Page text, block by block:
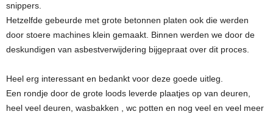
snippers.
Hetzelfde gebeurde met grote betonnen platen ook die werden
door stoere machines klein gemaakt. Binnen werden we door de
deskundigen van asbestverwijdering bijgepraat over dit proces.
Heel erg interessant en bedankt voor deze goede uitleg.
Een rondje door de grote loods leverde plaatjes op van deuren,
heel veel deuren, wasbakken , wc potten en nog veel en veel meer